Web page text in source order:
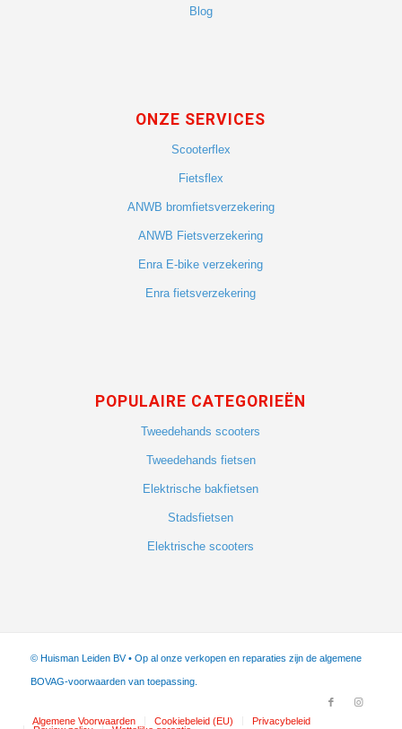
Blog
ONZE SERVICES
Scooterflex
Fietsflex
ANWB bromfietsverzekering
ANWB Fietsverzekering
Enra E-bike verzekering
Enra fietsverzekering
POPULAIRE CATEGORIEËN
Tweedehands scooters
Tweedehands fietsen
Elektrische bakfietsen
Stadsfietsen
Elektrische scooters
© Huisman Leiden BV • Op al onze verkopen en reparaties zijn de algemene
BOVAG-voorwaarden van toepassing.
Algemene Voorwaarden Cookiebeleid (EU)
Privacybeleid